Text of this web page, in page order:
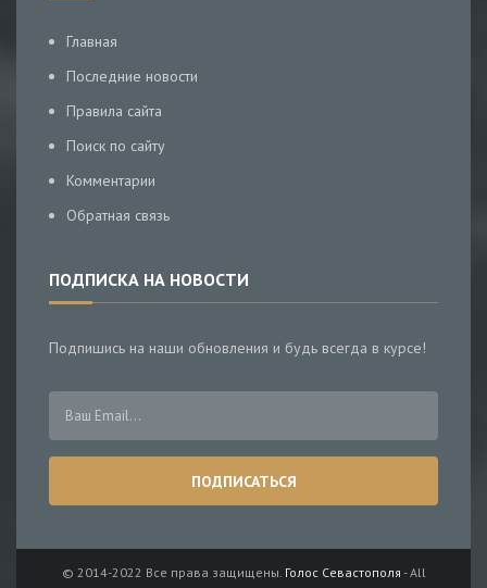
Главная
Последние новости
Правила сайта
Поиск по сайту
Комментарии
Обратная связь
ПОДПИСКА НА НОВОСТИ
Подпишись на наши обновления и будь всегда в курсе!
© 2014-2022 Все права защищены. Голос Севастополя - All